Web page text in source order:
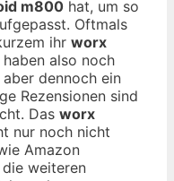
m800 hat, um so
Oftmals
ihr worx
also noch
dennoch ein
Rezensionen sind
Das worx
nur noch nicht
Amazon
weiteren